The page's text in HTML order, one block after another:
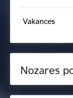
Vakances
Nozares